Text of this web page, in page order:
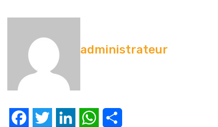
administrateur
FacebookTwitter LinkedIn WhatsApp